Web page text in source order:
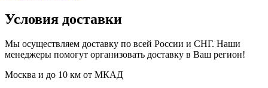
Условия доставки
Мы осуществляем доставку по всей России и СНГ. Наши
менеджеры помогут организовать доставку в Ваш регион!
Москва и до 10 км от МКАД